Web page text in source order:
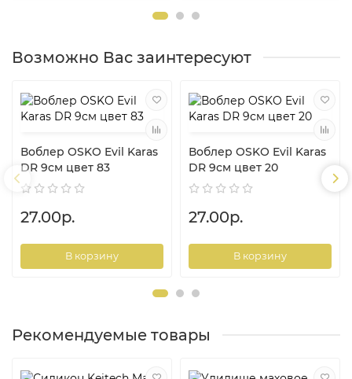
Возможно Вас заинтересуют
Воблер OSKO Evil Karas
DR 9см цвет 83
27.00р.
В корзину
Воблер OSKO Evil Karas
DR 9см цвет 20
27.00р.
В корзину
Рекомендуемые товары